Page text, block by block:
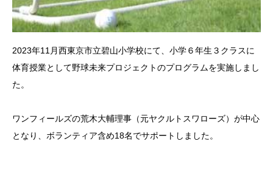
2023年11月西東京市立碧山小学校にて、小学６年生３クラスに
体育授業として野球未来プロジェクトのプログラムを実施しまし
た。
ワンフィールズの荒木大輔理事（元ヤクルトスワローズ）が中心
となり、ボランティア含め18名でサポートしました。